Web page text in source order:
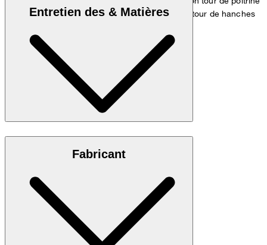
est de 83 cm, son tour de taille de 60 cm et son tour de hanches
Tableau des mesures
Entretien des & Matières
Fabricant